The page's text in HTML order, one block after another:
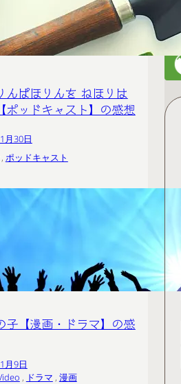
んぱほりんを ねほりは
ポッドキャスト】の感想
月30日
ポッドキャスト
子【漫画・ドラマ】の感
月9日
, ドラマ , 漫画